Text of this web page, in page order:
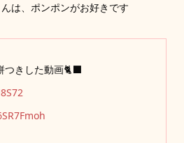
は、ポンポンがお好きです
つきした動画🐈‍⬛